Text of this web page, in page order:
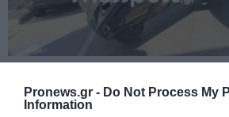
Pronews.gr - Do Not Process My
Information
Θεσσαλονίκη: Αυτοκίνητο